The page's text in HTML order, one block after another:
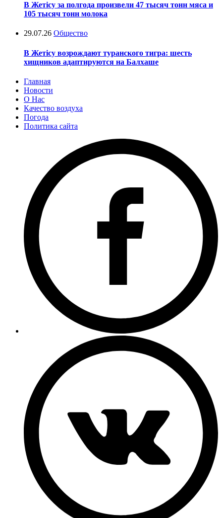
В Жетісу за полгода произвели 47 тысяч тонн мяса и
105 тысяч тонн молока
29.07.26 Общество
В Жетісу возрождают туранского тигра: шесть
хищников адаптируются на Балхаше
Главная
Новости
О Нас
Качество воздуха
Погода
Политика сайта